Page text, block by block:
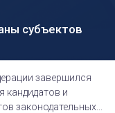
субъектов
завершился
кандидатов и
законодательных...